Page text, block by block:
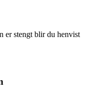
er stengt blir du henvist